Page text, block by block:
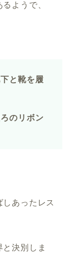
ようで、
と靴を履
のリボン
しあったレス
決別しま